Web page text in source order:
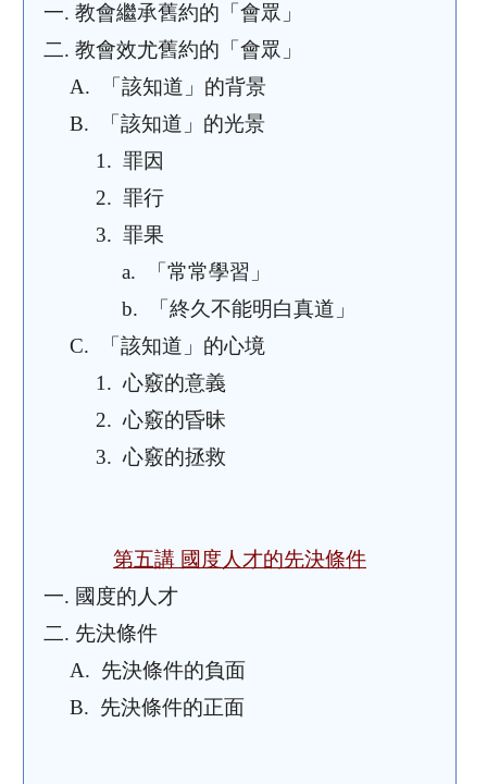
一. 教會繼承舊約的「會眾」
二. 教會效尤舊約的「會眾」
A.
「該知道」的背景
B.
「該知道」的光景
1. 罪因
2. 罪行
3. 罪果
a.
「常常學習」
b.
「終久不能明白真道」
C.
「該知道」的心境
1. 心竅的意義
2. 心竅的昏昧
3. 心竅的拯救
第五講 國度人才的先決條件
一. 國度的人才
二. 先決條件
A. 先決條件的負面
B. 先決條件的正面